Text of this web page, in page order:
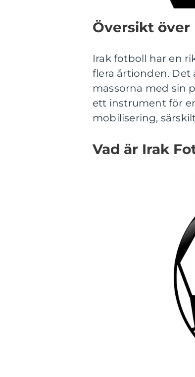
Översikt över
Irak fotboll har en
flera årtionden. Det
massorna med sin
ett instrument för
mobilisering,
Vad är Irak